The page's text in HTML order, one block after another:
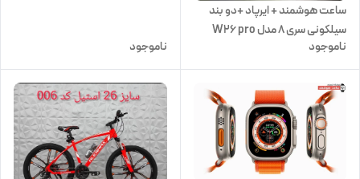
ساعت هوشمند + ایرپاد +دو بند
سیلکونی سری 8 مدل W26 pro
max
ناموجود ناموجود